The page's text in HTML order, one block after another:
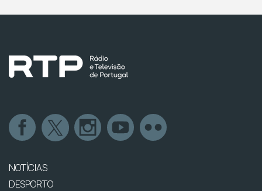
NOTÍCIAS
DESPORTO